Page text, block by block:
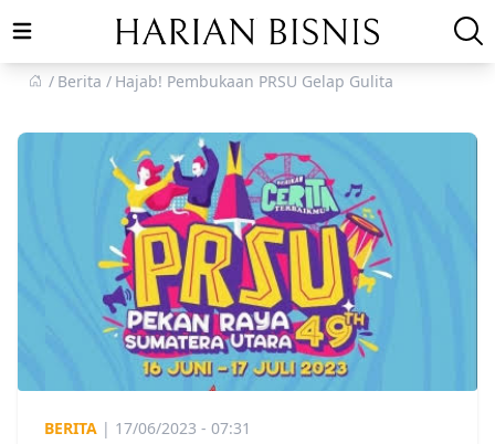
Open main menu
Berita
Hajab! Pembukaan PRSU Gelap Gulita
BERITA | 17/06/2023 - 07:31